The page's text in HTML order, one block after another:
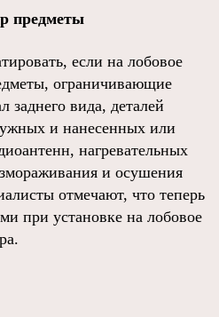
предметы
если на лобовое
ограничивающие
заднего вида, деталей
и нанесенных или
нагревательных
и осушения
отмечают, что теперь
при установке на лобовое